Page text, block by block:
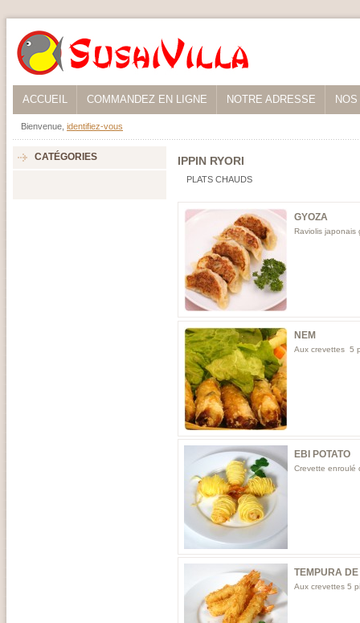
ACCUEIL COMMANDEZ EN LIGNE NOTRE ADRESSE
Bienvenue, identifiez-vous
CATÉGORIES IPPIN RYORI
PLATS CHAUDS
GYOZA
Raviolis japonais
NEM
Aux crevettes 5
EBI POTATO
Crevette enroulé
TEMPURA
Aux crevettes 5